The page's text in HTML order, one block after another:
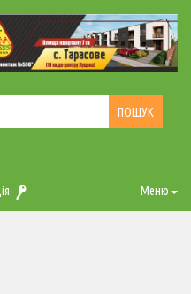
Меню